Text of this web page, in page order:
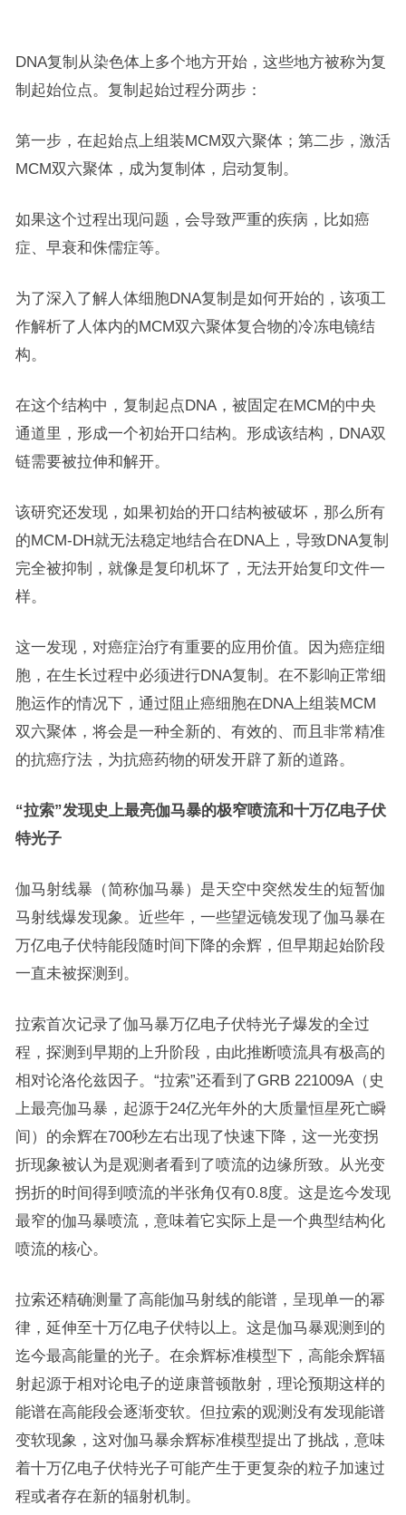
DNA复制从染色体上多个地方开始，这些地方被称为复
制起始位点。复制起始过程分两步：
第一步，在起始点上组装MCM双六聚体；第二步，激活
MCM双六聚体，成为复制体，启动复制。
如果这个过程出现问题，会导致严重的疾病，比如癌
症、早衰和侏儒症等。
为了深入了解人体细胞DNA复制是如何开始的，该项工
作解析了人体内的MCM双六聚体复合物的冷冻电镜结
构。
在这个结构中，复制起点DNA，被固定在MCM的中央
通道里，形成一个初始开口结构。形成该结构，DNA双
链需要被拉伸和解开。
该研究还发现，如果初始的开口结构被破坏，那么所有
的MCM-DH就无法稳定地结合在DNA上，导致DNA复制
完全被抑制，就像是复印机坏了，无法开始复印文件一
样。
这一发现，对癌症治疗有重要的应用价值。因为癌症细
胞，在生长过程中必须进行DNA复制。在不影响正常细
胞运作的情况下，通过阻止癌细胞在DNA上组装MCM
双六聚体，将会是一种全新的、有效的、而且非常精准
的抗癌疗法，为抗癌药物的研发开辟了新的道路。
“拉索”发现史上最亮伽马暴的极窄喷流和十万亿电子伏
特光子
伽马射线暴（简称伽马暴）是天空中突然发生的短暂伽
马射线爆发现象。近些年，一些望远镜发现了伽马暴在
万亿电子伏特能段随时间下降的余辉，但早期起始阶段
一直未被探测到。
拉索首次记录了伽马暴万亿电子伏特光子爆发的全过
程，探测到早期的上升阶段，由此推断喷流具有极高的
相对论洛伦兹因子。“拉索”还看到了GRB 221009A（史
上最亮伽马暴，起源于24亿光年外的大质量恒星死亡瞬
间）的余辉在700秒左右出现了快速下降，这一光变拐
折现象被认为是观测者看到了喷流的边缘所致。从光变
拐折的时间得到喷流的半张角仅有0.8度。这是迄今发现
最窄的伽马暴喷流，意味着它实际上是一个典型结构化
喷流的核心。
拉索还精确测量了高能伽马射线的能谱，呈现单一的幂
律，延伸至十万亿电子伏特以上。这是伽马暴观测到的
迄今最高能量的光子。在余辉标准模型下，高能余辉辐
射起源于相对论电子的逆康普顿散射，理论预期这样的
能谱在高能段会逐渐变软。但拉索的观测没有发现能谱
变软现象，这对伽马暴余辉标准模型提出了挑战，意味
着十万亿电子伏特光子可能产生于更复杂的粒子加速过
程或者存在新的辐射机制。